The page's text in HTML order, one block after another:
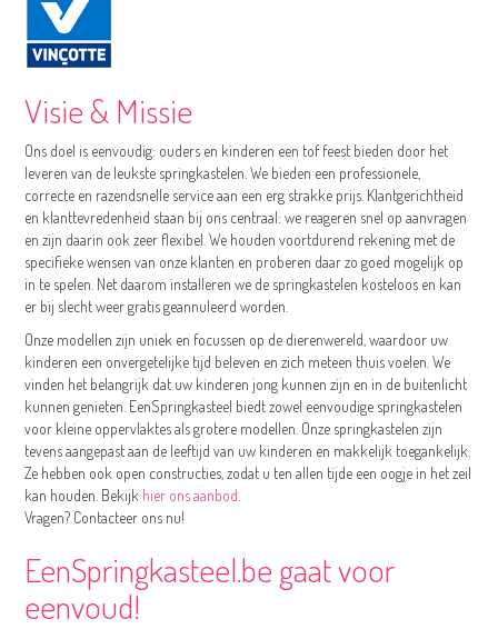
Visie & Missie
Ons doel is eenvoudig: ouders en kinderen een tof feest bieden door het
leveren van de leukste springkastelen. We bieden een professionele,
correcte en razendsnelle service aan een erg strakke prijs. Klantgerichtheid
en klanttevredenheid staan bij ons centraal: we reageren snel op aanvragen
en zijn daarin ook zeer flexibel. We houden voortdurend rekening met de
specifieke wensen van onze klanten en proberen daar zo goed mogelijk op
in te spelen. Net daarom installeren we de springkastelen kosteloos en kan
er bij slecht weer gratis geannuleerd worden.
Onze modellen zijn uniek en focussen op de dierenwereld, waardoor uw
kinderen een onvergetelijke tijd beleven en zich meteen thuis voelen. We
vinden het belangrijk dat uw kinderen jong kunnen zijn en in de buitenlicht
kunnen genieten. EenSpringkasteel biedt zowel eenvoudige springkastelen
voor kleine oppervlaktes als grotere modellen. Onze springkastelen zijn
tevens aangepast aan de leeftijd van uw kinderen en makkelijk toegankelijk.
Ze hebben ook open constructies, zodat u ten allen tijde een oogje in het zeil
kan houden. Bekijk hier ons aanbod
Vragen? Contacteer ons nu!
EenSpringkasteel.be gaat voor
eenvoud!